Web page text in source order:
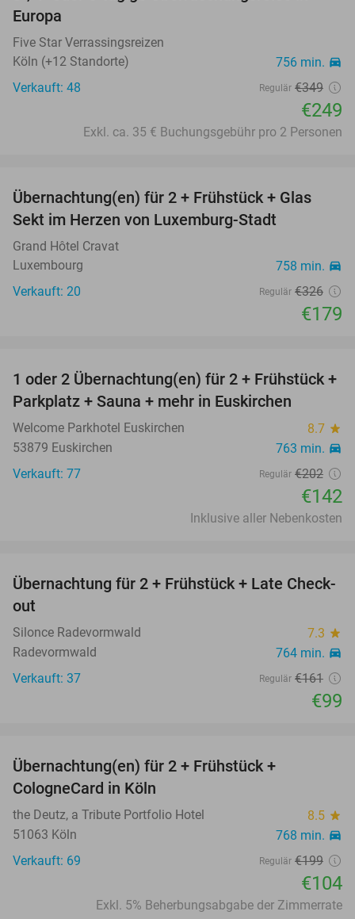
Europa
Five Star Verrassingsreizen
Köln (+12 Standorte)
756 min. directions_car
Verkauft: 48 Regulär €349
€249
Exkl. ca. 35 € Buchungsgebühr pro 2 Personen
45%
Übernachtung(en) für 2 + Frühstück + Glas
Sekt im Herzen von Luxemburg-Stadt
Grand Hôtel Cravat
Luxembourg
758 min. directions_car
Verkauft: 20 Regulär €326
€179
30%
1 oder 2 Übernachtung(en) für 2 + Frühstück +
Parkplatz + Sauna + mehr in Euskirchen
Welcome Parkhotel Euskirchen 8.7 star
53879 Euskirchen 763 min. directions_car
Verkauft: 77 Regulär €202
€142
Inklusive aller Nebenkosten
39%
Übernachtung für 2 + Frühstück + Late Check-
out
Silonce Radevormwald 7.3 star
Radevormwald 764 min. directions_car
Verkauft: 37 Regulär €161
€99
Übernachtung(en) für 2 + Frühstück +
CologneCard in Köln
the Deutz, a Tribute Portfolio Hotel 8.5 star
51063 Köln 768 min. directions_car
Verkauft: 69 Regulär €199
€104
Exkl. 5% Beherbungsabgabe der Zimmerrate